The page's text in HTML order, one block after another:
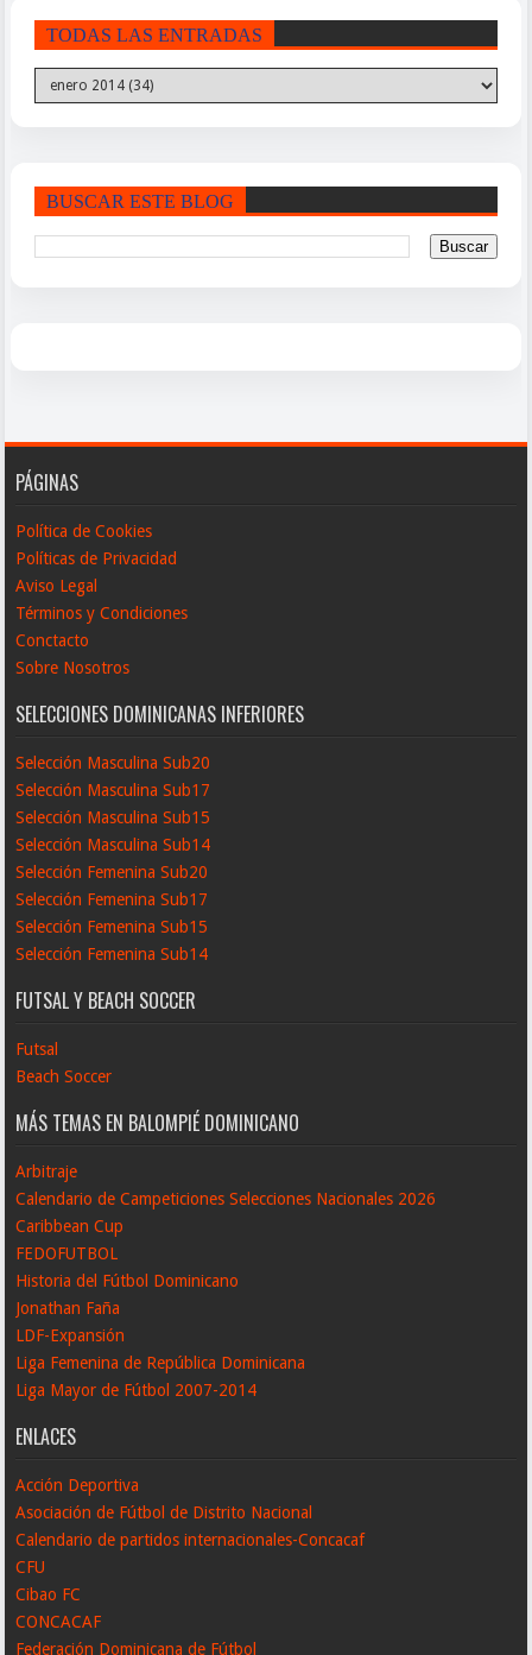
TODAS LAS ENTRADAS
BUSCAR ESTE BLOG
PÁGINAS
Política de Cookies
Políticas de Privacidad
Aviso Legal
Términos y Condiciones
Conctacto
Sobre Nosotros
SELECCIONES DOMINICANAS INFERIORES
Selección Masculina Sub20
Selección Masculina Sub17
Selección Masculina Sub15
Selección Masculina Sub14
Selección Femenina Sub20
Selección Femenina Sub17
Selección Femenina Sub15
Selección Femenina Sub14
FUTSAL Y BEACH SOCCER
Futsal
Beach Soccer
MÁS TEMAS EN BALOMPIÉ DOMINICANO
Arbitraje
Calendario de Campeticiones Selecciones Nacionales 2026
Caribbean Cup
FEDOFUTBOL
Historia del Fútbol Dominicano
Jonathan Faña
LDF-Expansión
Liga Femenina de República Dominicana
Liga Mayor de Fútbol 2007-2014
ENLACES
Acción Deportiva
Asociación de Fútbol de Distrito Nacional
Calendario de partidos internacionales-Concacaf
CFU
Cibao FC
CONCACAF
Federación Dominicana de Fútbol